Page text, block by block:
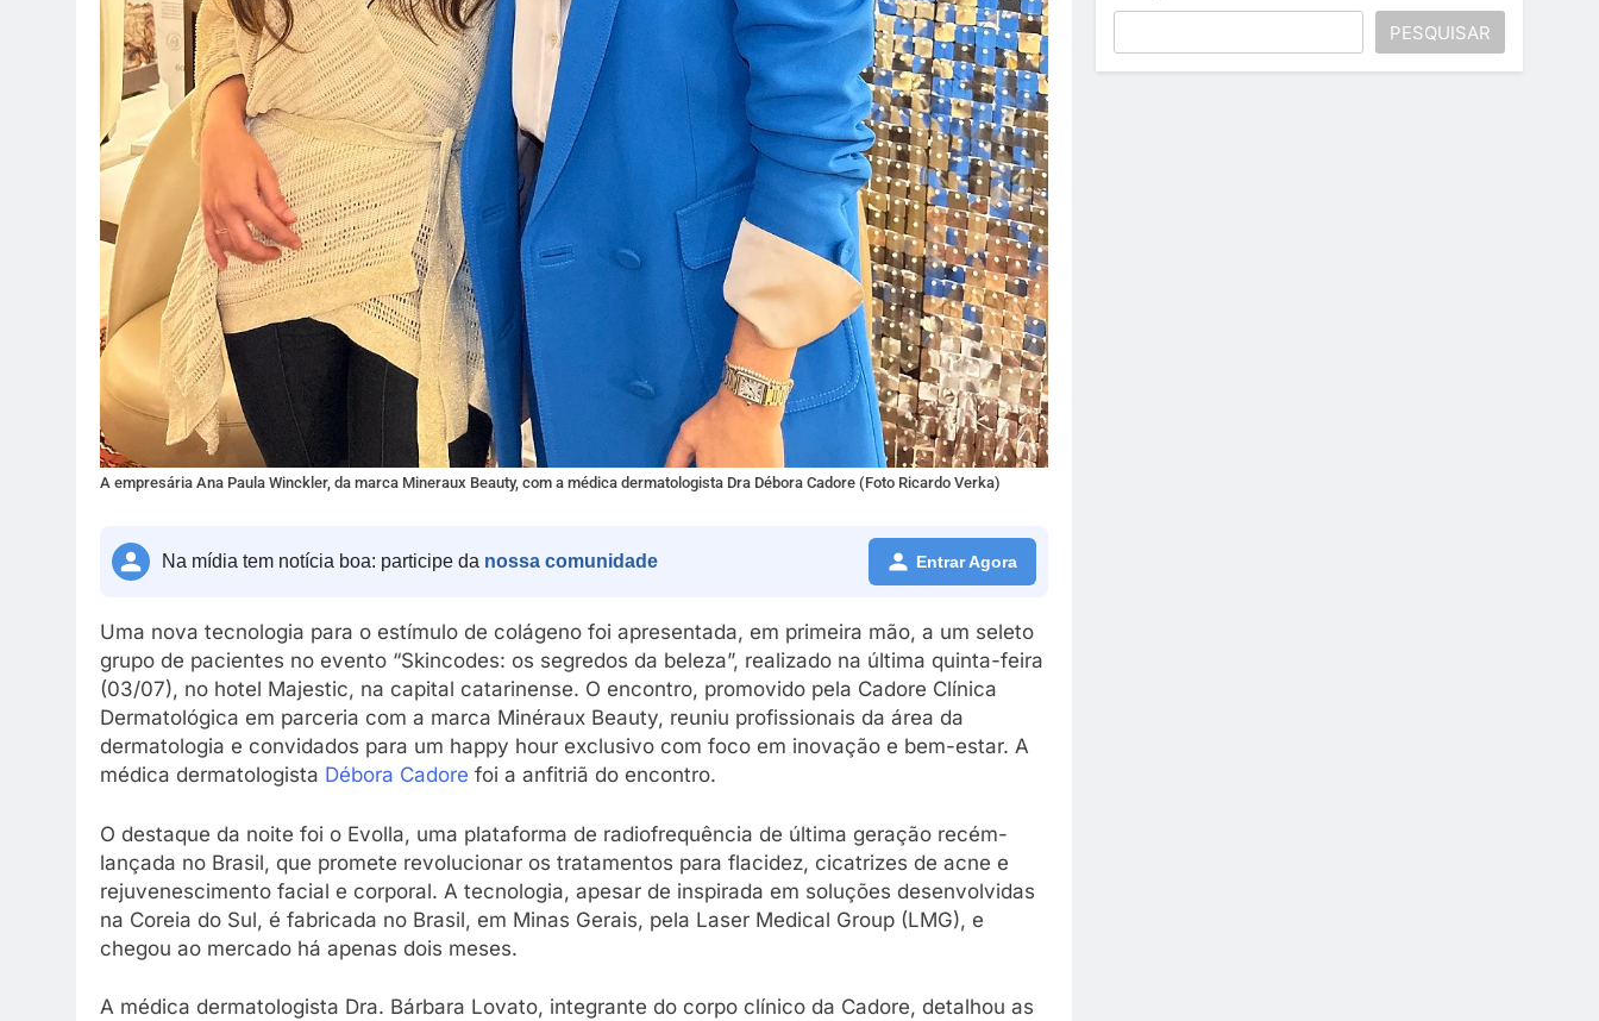
A empresária Ana Paula Winckler, da marca Mineraux Beauty, com a médica dermatologista Dra Débora Cadore (Foto Ricardo Verka)
Na mídia tem notícia boa: participe da nossa comunidade Entrar Agora
Uma nova tecnologia para o estímulo de colágeno foi apresentada, em primeira mão, a um seleto
grupo de pacientes no evento “Skincodes: os segredos da beleza”, realizado na última quinta-feira
(03/07), no hotel Majestic, na capital catarinense. O encontro, promovido pela Cadore Clínica
Dermatológica em parceria com a marca Minéraux Beauty, reuniu profissionais da área da
dermatologia e convidados para um happy hour exclusivo com foco em inovação e bem-estar. A
médica dermatologista Débora Cadore foi a anfitriã do encontro.
O destaque da noite foi o Evolla, uma plataforma de radiofrequência de última geração recém-
lançada no Brasil, que promete revolucionar os tratamentos para flacidez, cicatrizes de acne e
rejuvenescimento facial e corporal. A tecnologia, apesar de inspirada em soluções desenvolvidas
na Coreia do Sul, é fabricada no Brasil, em Minas Gerais, pela Laser Medical Group (LMG), e
chegou ao mercado há apenas dois meses.
A médica dermatologista Dra. Bárbara Lovato, integrante do corpo clínico da Cadore, detalhou as
PESQUISAR